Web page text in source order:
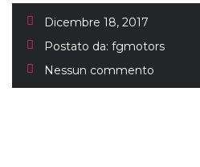
Dicembre 18, 2017
Postato da: fgmotors
Nessun commento